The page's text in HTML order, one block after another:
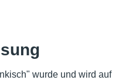
wurde und wird auf